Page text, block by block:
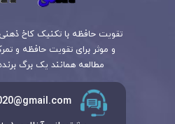
تقویت حافظه با تکنیک کاخ
و موثر برای تقویت حافظه و
مطالعه همانند یک برگ